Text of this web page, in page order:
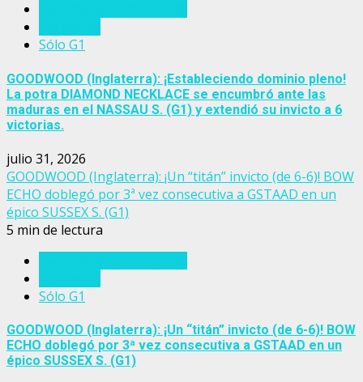
Sólo G1
GOODWOOD (Inglaterra): ¡Estableciendo dominio pleno!
La potra DIAMOND NECKLACE se encumbró ante las
maduras en el NASSAU S. (G1) y extendió su invicto a 6
victorias.
julio 31, 2026
GOODWOOD (Inglaterra): ¡Un “titán” invicto (de 6-6)! BOW
ECHO doblegó por 3ª vez consecutiva a GSTAAD en un
épico SUSSEX S. (G1)
5 min de lectura
Sólo G1
GOODWOOD (Inglaterra): ¡Un “titán” invicto (de 6-6)! BOW
ECHO doblegó por 3ª vez consecutiva a GSTAAD en un
épico SUSSEX S. (G1)